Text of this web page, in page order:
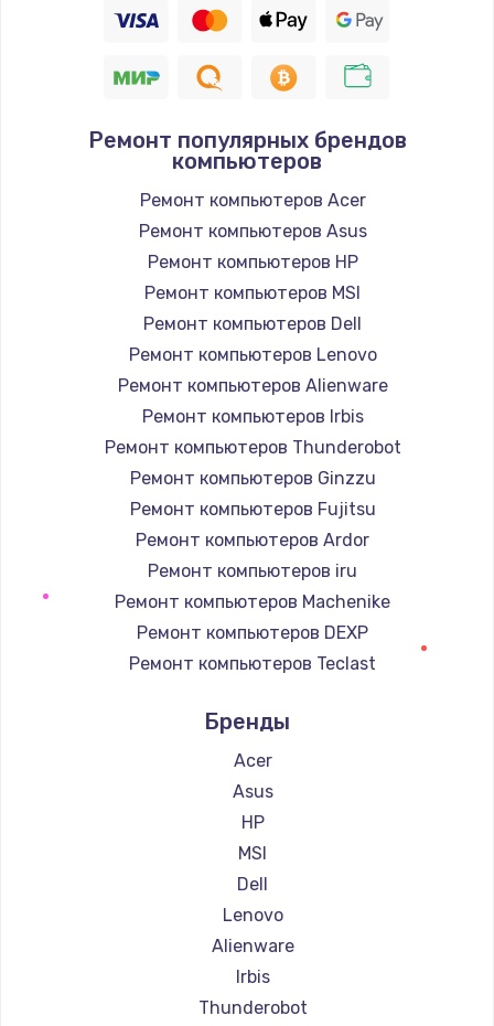
450 руб.
Ремонт оптики
450 руб.
Заказать
Замена кабеля
550 руб.
Заказать
Ремонт платы питания
750 руб.
Заказать
Замена датчиков
500 руб.
Заказать
Корпусный ремонт (замена резинок, креплений,
950 руб.
Заказать
Замена стекла
2500 руб.
Чистка от пыли
830 руб.
Ремонт популярных брендов
компьютеров
Ремонт компьютеров Acer
Ремонт компьютеров Asus
Ремонт компьютеров HP
Ремонт компьютеров MSI
Ремонт компьютеров Dell
Ремонт компьютеров Lenovo
Ремонт компьютеров Alienware
Ремонт компьютеров Irbis
Ремонт компьютеров Thunderobot
Ремонт компьютеров Ginzzu
Ремонт компьютеров Fujitsu
Ремонт компьютеров Ardor
Ремонт компьютеров iru
Ремонт компьютеров Machenike
Ремонт компьютеров DEXP
Ремонт компьютеров Teclast
Ремонт компьютеров Beelink
Ремонт компьютеров CHUWI
Бренды
Acer
Asus
HP
MSI
Dell
Lenovo
Alienware
Irbis
Thunderobot